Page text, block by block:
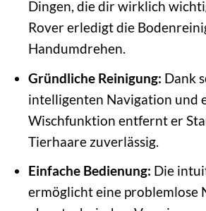
Dingen, die dir wirklich
Rover erledigt die
Handumdrehen.
Gründliche Reinigung: Dank
intelligenten Navigation und
Wischfunktion entfernt er
Tierhaare zuverlässig.
Einfache Bedienung: Die
ermöglicht eine problemlose